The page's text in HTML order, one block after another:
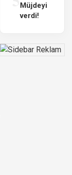
Müjdeyi
verdi!